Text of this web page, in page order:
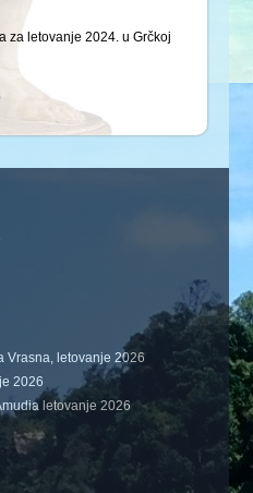
za letovanje 2024. u Grčkoj
Vrasna, letovanje 2026
2026
letovanje 2026